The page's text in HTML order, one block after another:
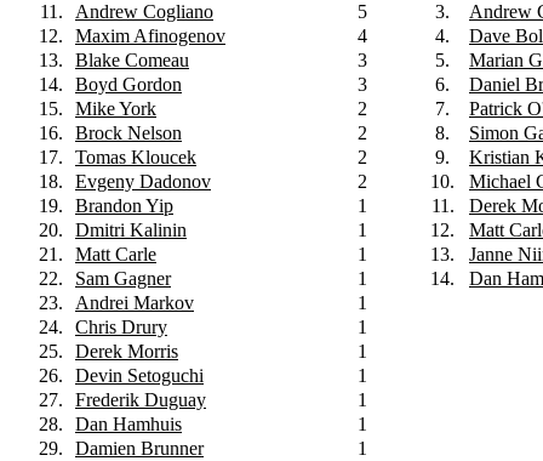
11.
Andrew Cogliano
5
12.
Maxim Afinogenov
4
13.
Blake Comeau
3
14.
Boyd Gordon
3
15.
Mike York
2
16.
Brock Nelson
2
17.
Tomas Kloucek
2
18.
Evgeny Dadonov
2
19.
Brandon Yip
1
20.
Dmitri Kalinin
1
21.
Matt Carle
1
22.
Sam Gagner
1
23.
Andrei Markov
1
24.
Chris Drury
1
25.
Derek Morris
1
26.
Devin Setoguchi
1
27.
Frederik Duguay
1
28.
Dan Hamhuis
1
29.
Damien Brunner
1
3.
Andrew
4.
Dave
5.
Marian
6.
Daniel
7.
Patrick
8.
Simon
9.
Kristian
10.
Michael
11.
Derek
12.
Matt
13.
Janne
14.
Dan